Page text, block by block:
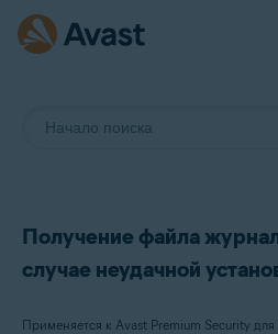
Получение файла
случае неудачной